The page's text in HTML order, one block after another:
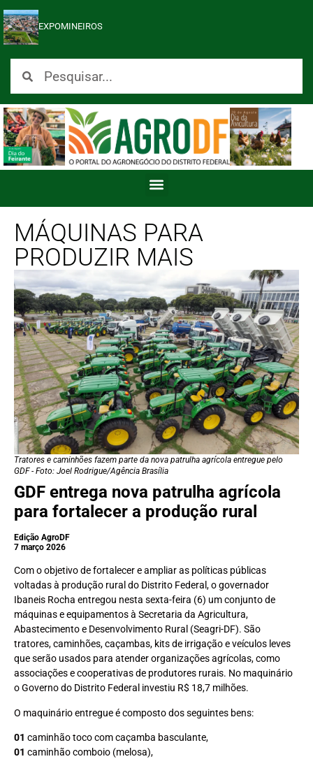
EXPOMINEIROS
MÁQUINAS PARA
PRODUZIR MAIS
Tratores e caminhões fazem parte da nova patrulha agrícola entregue pelo
GDF - Foto: Joel Rodrigue/Agência Brasília
GDF entrega nova patrulha agrícola
para fortalecer a produção rural
Edição AgroDF
7 março 2026
Com o objetivo de fortalecer e ampliar as políticas públicas
voltadas à produção rural do Distrito Federal, o governador
Ibaneis Rocha entregou nesta sexta-feira (6) um conjunto de
máquinas e equipamentos à Secretaria da Agricultura,
Abastecimento e Desenvolvimento Rural (Seagri-DF). São
tratores, caminhões, caçambas, kits de irrigação e veículos leves
que serão usados para atender organizações agrícolas, como
associações e cooperativas de produtores rurais. No maquinário
o Governo do Distrito Federal investiu R$ 18,7 milhões.
O maquinário entregue é composto dos seguintes bens:
01 caminhão toco com caçamba basculante,
01 caminhão comboio (melosa),